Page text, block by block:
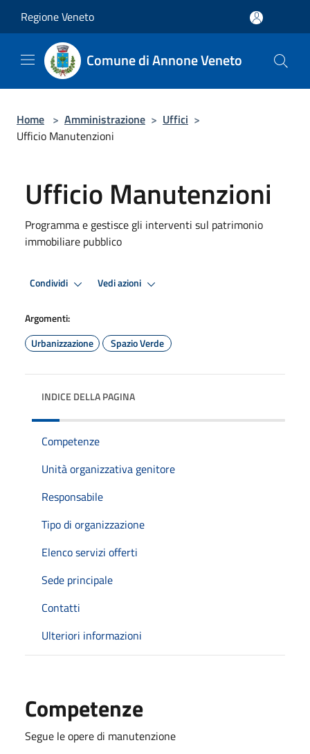
Regione Veneto
Comune di Annone Veneto
Home > Amministrazione > Uffici >
Ufficio Manutenzioni
Ufficio Manutenzioni
Programma e gestisce gli interventi sul patrimonio
immobiliare pubblico
Condividi Vedi azioni
Argomenti:
Urbanizzazione
Spazio Verde
INDICE DELLA PAGINA
Competenze
Unità organizzativa genitore
Responsabile
Tipo di organizzazione
Elenco servizi offerti
Sede principale
Contatti
Ulteriori informazioni
Competenze
Segue le opere di manutenzione